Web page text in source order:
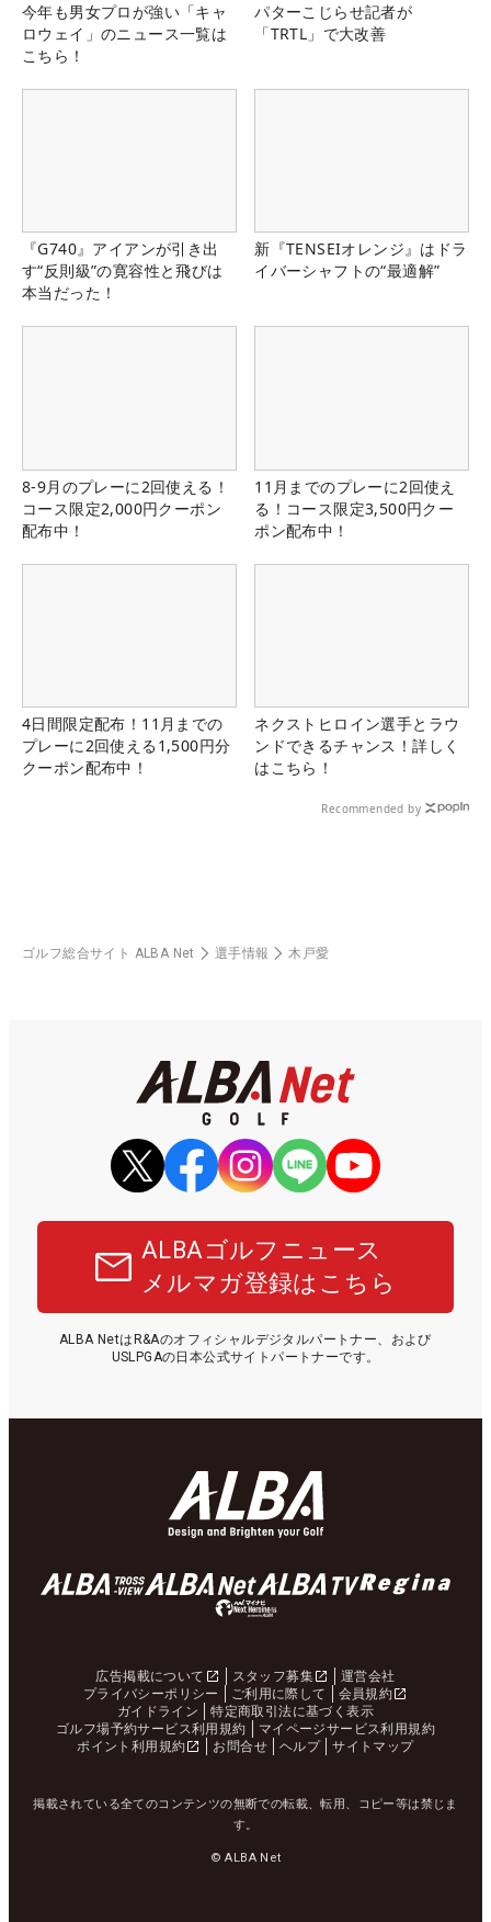
今年も男女プロが強い「キャ
ロウェイ」のニュース一覧は
こちら！
パターこじらせ記者が
「TRTL」で大改善
『G740』アイアンが引き出
す“反則級”の寛容性と飛びは
本当だった！
新『TENSEIオレンジ』はドラ
イバーシャフトの“最適解”
8-9月のプレーに2回使える！
コース限定2,000円クーポン
配布中！
11月までのプレーに2回使え
る！コース限定3,500円クー
ポン配布中！
4日間限定配布！11月までの
プレーに2回使える1,500円分
クーポン配布中！
ネクストヒロイン選手とラウ
ンドできるチャンス！詳しく
はこちら！
Recommended by
ゴルフ総合サイト ALBA Net 選手情報 木戸愛
ALBAゴルフニュース
メルマガ登録はこちら
ALBA NetはR&Aのオフィシャルデジタルパートナー、および
USLPGAの日本公式サイトパートナーです。
広告掲載について スタッフ募集
運営会社
プライバシーポリシー
ご利用に際して
会員規約
ガイドライン
特定商取引法に基づく表示
ゴルフ場予約サービス利用規約
マイページサービス利用規約
ポイント利用規約
お問合せ ヘルプ サイトマップ
掲載されている全てのコンテンツの無断での転載、転用、コピー等は禁じま
す。
© ALBA Net